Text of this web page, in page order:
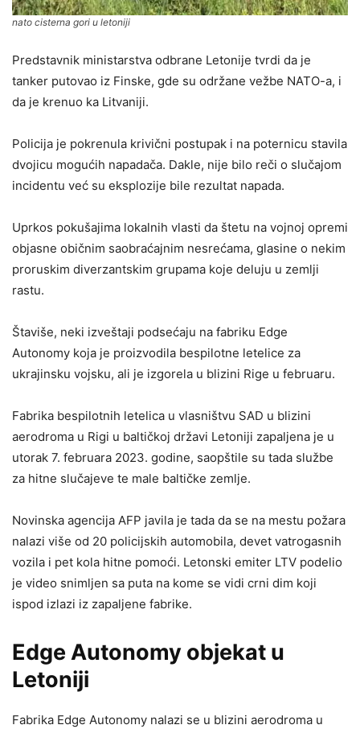
nato cisterna gori u letoniji
Predstavnik ministarstva odbrane Letonije tvrdi da je
tanker putovao iz Finske, gde su održane vežbe NATO-a, i
da je krenuo ka Litvaniji.
Policija je pokrenula krivični postupak i na poternicu stavila
dvojicu mogućih napadača. Dakle, nije bilo reči o slučajom
incidentu već su eksplozije bile rezultat napada.
Uprkos pokušajima lokalnih vlasti da štetu na vojnoj opremi
objasne običnim saobraćajnim nesrećama, glasine o nekim
proruskim diverzantskim grupama koje deluju u zemlji
rastu.
Štaviše, neki izveštaji podsećaju na fabriku Edge
Autonomy koja je proizvodila bespilotne letelice za
ukrajinsku vojsku, ali je izgorela u blizini Rige u februaru.
Fabrika bespilotnih letelica u vlasništvu SAD u blizini
aerodroma u Rigi u baltičkoj državi Letoniji zapaljena je u
utorak 7. februara 2023. godine, saopštile su tada službe
za hitne slučajeve te male baltičke zemlje.
Novinska agencija AFP javila je tada da se na mestu požara
nalazi više od 20 policijskih automobila, devet vatrogasnih
vozila i pet kola hitne pomoći. Letonski emiter LTV podelio
je video snimljen sa puta na kome se vidi crni dim koji
ispod izlazi iz zapaljene fabrike.
Edge Autonomy objekat u
Letoniji
Fabrika Edge Autonomy nalazi se u blizini aerodroma u